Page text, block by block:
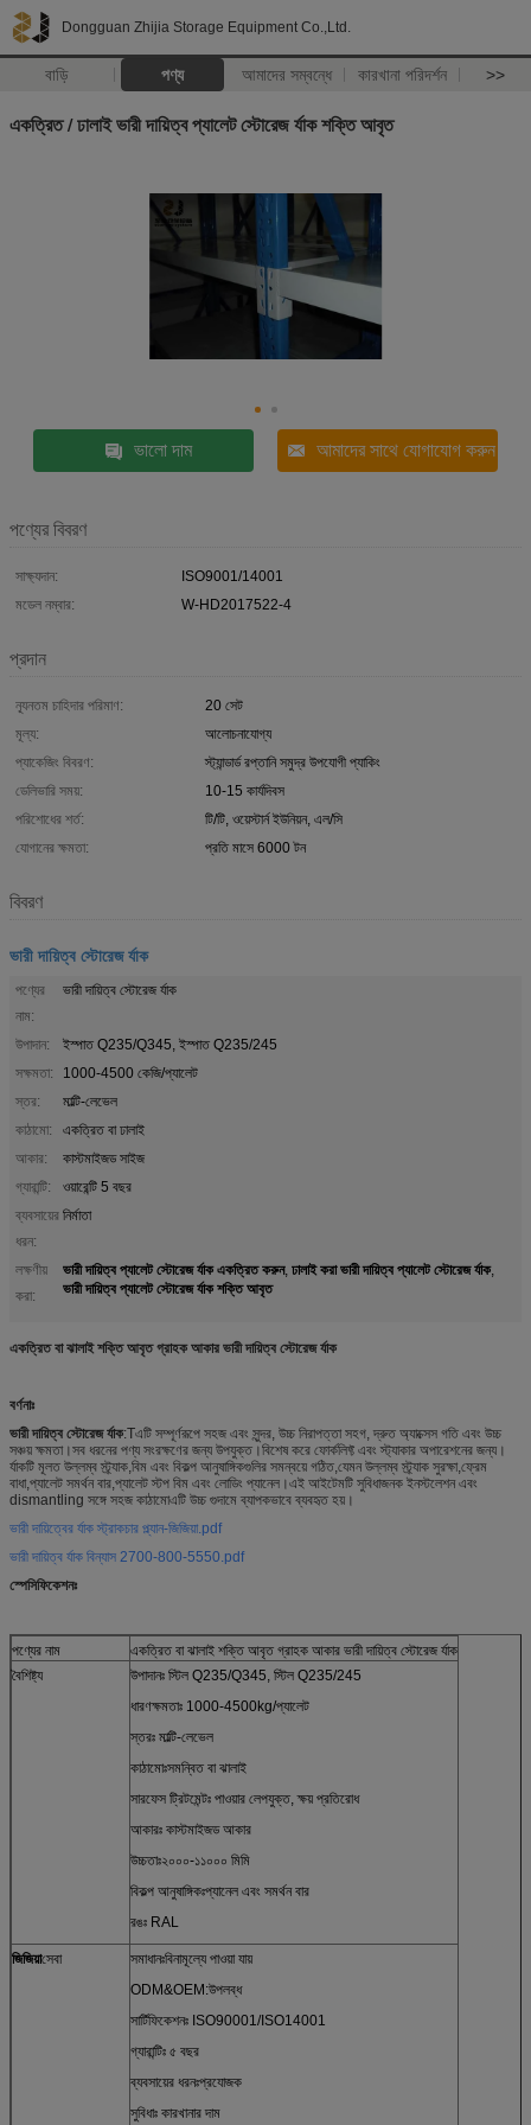
Dongguan Zhijia Storage Equipment Co.,Ltd.
বাড়ি পণ্য আমাদের সম্বন্ধে কারখানা পরিদর্শন >>
একত্রিত / ঢালাই ভারী দায়িত্ব প্যালেট স্টোরেজ র্যাক শক্তি আবৃত
ভালো দাম আমাদের সাথে যোগাযোগ করুন
পণ্যের বিবরণ
সাক্ষ্যদান:
ISO9001/14001
মডেল নম্বার:
W-HD2017522-4
প্রদান
ন্যূনতম চাহিদার পরিমাণ:
20 সেট
মূল্য:
আলোচনাযোগ্য
প্যাকেজিং বিবরণ:
স্ট্যান্ডার্ড রপ্তানি সমুদ্র উপযোগী প্যাকিং
ডেলিভারি সময়:
10-15 কার্যদিবস
পরিশোধের শর্ত:
টি/টি, ওয়েস্টার্ন ইউনিয়ন, এল/সি
যোগানের ক্ষমতা:
প্রতি মাসে 6000 টন
বিবরণ
ভারী দায়িত্ব স্টোরেজ র্যাক
পণ্যের
নাম:
ভারী দায়িত্ব স্টোরেজ র্যাক
উপাদান:
ইস্পাত Q235/Q345, ইস্পাত Q235/245
সক্ষমতা:
1000-4500 কেজি/প্যালেট
স্তর:
মাল্টি-লেভেল
কাঠামো:
একত্রিত বা ঢালাই
আকার:
কাস্টমাইজড সাইজ
গ্যারান্টি:
ওয়ারেন্টি 5 বছর
ব্যবসায়ের
ধরন:
নির্মাতা
লক্ষণীয়
করা:
ভারী দায়িত্ব প্যালেট স্টোরেজ র্যাক একত্রিত করুন, ঢালাই করা ভারী দায়িত্ব প্যালেট স্টোরেজ র্যাক,
ভারী দায়িত্ব প্যালেট স্টোরেজ র্যাক শক্তি আবৃত
একত্রিত বা ঝালাই শক্তি আবৃত গ্রাহক আকার ভারী দায়িত্ব স্টোরেজ র্যাক
বর্ণনাঃ
ভারী দায়িত্ব স্টোরেজ র্যাক:Tএটি সম্পূর্ণরূপে সহজ এবং সুন্দর, উচ্চ নিরাপত্তা সহগ, দ্রুত অ্যাক্সেস গতি এবং উচ্চ
সঞ্চয় ক্ষমতা।সব ধরনের পণ্য সংরক্ষণের জন্য উপযুক্ত।বিশেষ করে ফোর্কলিফ্ট এবং স্ট্যাকার অপারেশনের জন্য।
র্যাকটি মূলত উল্লম্ব স্ট্র্যাক,বিম এবং বিকল্প আনুষাঙ্গিকগুলির সমন্বয়ে গঠিত,যেমন উল্লম্ব স্ট্র্যাক সুরক্ষা,ফ্রেম
বাধা,প্যালেট সমর্থন বার,প্যালেট স্টপ বিম এবং লোডিং প্যানেল।এই আইটেমটি সুবিধাজনক ইনস্টলেশন এবং
dismantling সঙ্গে সহজ কাঠামোএটি উচ্চ গুদামে ব্যাপকভাবে ব্যবহৃত হয়।
ভারী দায়িত্বের র্যাক স্ট্রাকচার প্ল্যান-জিজিয়া.pdf
ভারী দায়িত্ব র্যাক বিন্যাস 2700-800-5550.pdf
স্পেসিফিকেশনঃ
পণ্যের নাম
একত্রিত বা ঝালাই শক্তি আবৃত গ্রাহক আকার ভারী দায়িত্ব স্টোরেজ র্যাক
বৈশিষ্ট্য
উপাদানঃ স্টিল Q235/Q345, স্টিল Q235/245
ধারণক্ষমতাঃ 1000-4500kg/প্যালেট
স্তরঃ মাল্টি-লেভেল
কাঠামোঃসমন্বিত বা ঝালাই
সারফেস ট্রিটমেন্টঃ পাওয়ার লেপযুক্ত, ক্ষয় প্রতিরোধ
আকারঃ কাস্টমাইজড আকার
উচ্চতাঃ২০০০-১১০০০ মিমি
বিকল্প আনুষাঙ্গিকঃপ্যানেল এবং সমর্থন বার
রঙঃ RAL
জিজিয়াসেবা
সমাধানঃবিনামূল্যে পাওয়া যায়
ODM&OEM:উপলব্ধ
সার্টিফিকেশনঃ ISO90001/ISO14001
গ্যারান্টিঃ ৫ বছর
ব্যবসায়ের ধরনঃপ্রযোজক
সুবিধাঃ কারখানার দাম